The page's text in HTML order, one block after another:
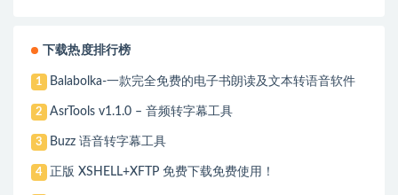
下载热度排行榜
1 Balabolka-一款完全免费的电子书朗读及文本转语音软件
2 AsrTools v1.1.0 – 音频转字幕工具
3 Buzz 语音转字幕工具
4 正版 XSHELL+XFTP 免费下载免费使用！